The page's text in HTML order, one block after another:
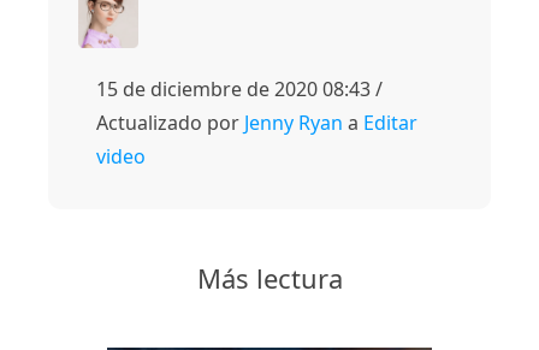
15 de diciembre de 2020 08:43 /
Actualizado por Jenny Ryan a Editar
video
Más lectura